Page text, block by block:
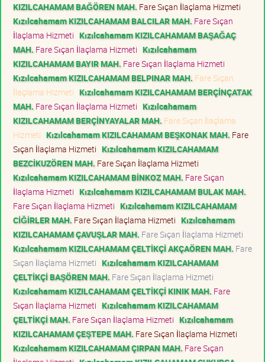
KIZILCAHAMAM BAĞÖREN MAH. Fare Sıçan İlaçlama Hizmeti
Kızılcahamam KIZILCAHAMAM BALCILAR MAH. Fare Sıçan
İlaçlama Hizmeti Kızılcahamam KIZILCAHAMAM BAŞAĞAÇ
MAH. Fare Sıçan İlaçlama Hizmeti Kızılcahamam
KIZILCAHAMAM BAYIR MAH. Fare Sıçan İlaçlama Hizmeti
Kızılcahamam KIZILCAHAMAM BELPINAR MAH. Fare Sıçan
İlaçlama Hizmeti Kızılcahamam KIZILCAHAMAM BERÇİNÇATAK
MAH. Fare Sıçan İlaçlama Hizmeti Kızılcahamam
KIZILCAHAMAM BERÇİNYAYALAR MAH. Fare Sıçan İlaçlama
Hizmeti Kızılcahamam KIZILCAHAMAM BEŞKONAK MAH. Fare
Sıçan İlaçlama Hizmeti Kızılcahamam KIZILCAHAMAM
BEZCİKUZÖREN MAH. Fare Sıçan İlaçlama Hizmeti
Kızılcahamam KIZILCAHAMAM BİNKOZ MAH. Fare Sıçan
İlaçlama Hizmeti Kızılcahamam KIZILCAHAMAM BULAK MAH.
Fare Sıçan İlaçlama Hizmeti Kızılcahamam KIZILCAHAMAM
CİĞİRLER MAH. Fare Sıçan İlaçlama Hizmeti Kızılcahamam
KIZILCAHAMAM ÇAVUŞLAR MAH. Fare Sıçan İlaçlama Hizmeti
Kızılcahamam KIZILCAHAMAM ÇELTİKÇİ AKÇAÖREN MAH. Fare
Sıçan İlaçlama Hizmeti Kızılcahamam KIZILCAHAMAM
ÇELTİKÇİ BAŞÖREN MAH. Fare Sıçan İlaçlama Hizmeti
Kızılcahamam KIZILCAHAMAM ÇELTİKÇİ KINIK MAH. Fare
Sıçan İlaçlama Hizmeti Kızılcahamam KIZILCAHAMAM
ÇELTİKÇİ MAH. Fare Sıçan İlaçlama Hizmeti Kızılcahamam
KIZILCAHAMAM ÇEŞTEPE MAH. Fare Sıçan İlaçlama Hizmeti
Kızılcahamam KIZILCAHAMAM ÇIRPAN MAH. Fare Sıçan